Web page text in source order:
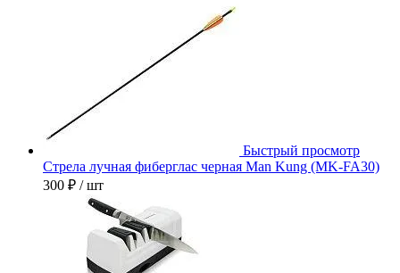
Быстрый просмотр
Стрела лучная фиберглас черная Man Kung (MK-FA30)
300 ₽ / шт